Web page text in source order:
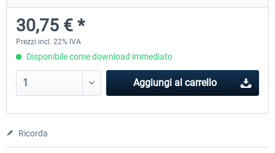
25,58 € *
30,75 € *
Prezzi incl. 22% IVA
Disponibile come download immediato
Aggiungi al carrello
Ricorda